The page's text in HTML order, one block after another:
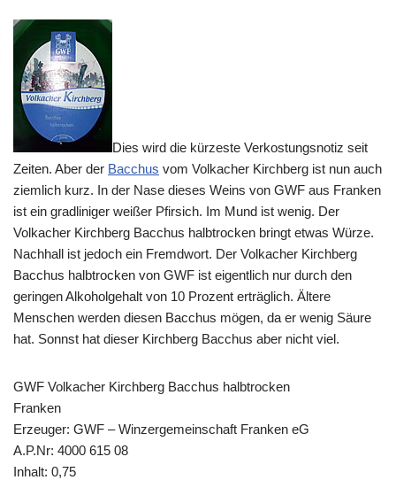
Dies wird die kürzeste Verkostungsnotiz seit
Zeiten. Aber der Bacchus vom Volkacher Kirchberg ist nun auch
ziemlich kurz. In der Nase dieses Weins von GWF aus Franken
ist ein gradliniger weißer Pfirsich. Im Mund ist wenig. Der
Volkacher Kirchberg Bacchus halbtrocken bringt etwas Würze.
Nachhall ist jedoch ein Fremdwort. Der Volkacher Kirchberg
Bacchus halbtrocken von GWF ist eigentlich nur durch den
geringen Alkoholgehalt von 10 Prozent erträglich. Ältere
Menschen werden diesen Bacchus mögen, da er wenig Säure
hat. Sonnst hat dieser Kirchberg Bacchus aber nicht viel.
GWF Volkacher Kirchberg Bacchus halbtrocken
Franken
Erzeuger: GWF – Winzergemeinschaft Franken eG
A.P.Nr: 4000 615 08
Inhalt: 0,75